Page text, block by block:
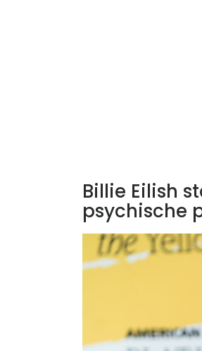
Billie Eilish
psychische